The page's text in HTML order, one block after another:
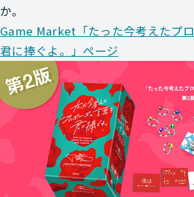
か。
Game Market「たった今考えたプ
君に捧ぐよ。」ページ